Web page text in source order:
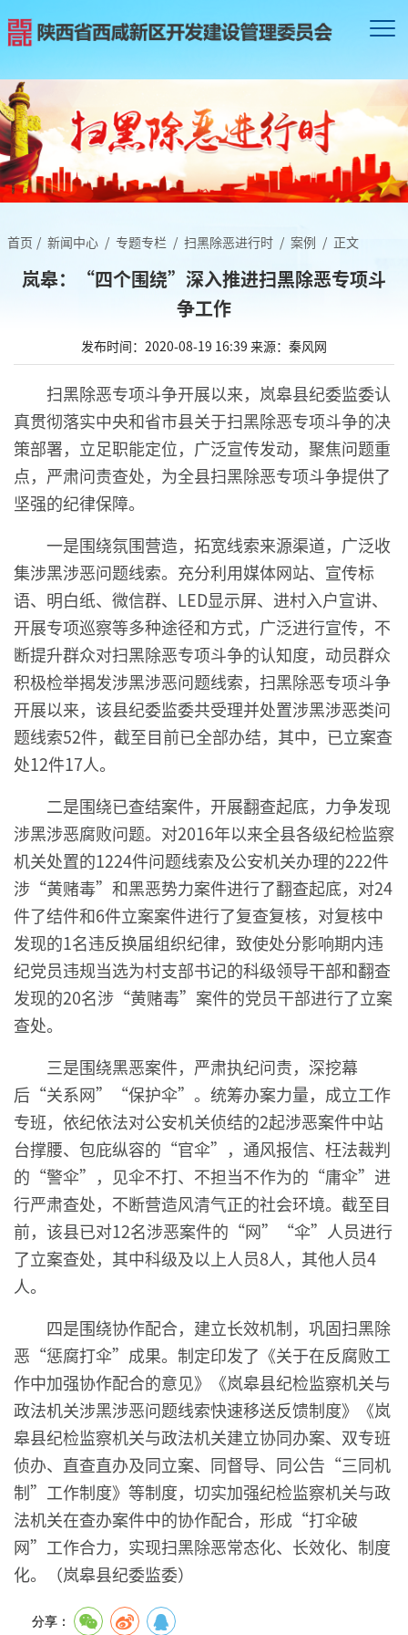
首页 / 新闻中心 / 专题专栏 / 扫黑除恶进行时 / 案例 / 正文
岚皋：“四个围绕”深入推进扫黑除恶专项斗
争工作
发布时间：2020-08-19 16:39 来源：秦风网
扫黑除恶专项斗争开展以来，岚皋县纪委监委认
真贯彻落实中央和省市县关于扫黑除恶专项斗争的决
策部署，立足职能定位，广泛宣传发动，聚焦问题重
点，严肃问责查处，为全县扫黑除恶专项斗争提供了
坚强的纪律保障。
一是围绕氛围营造，拓宽线索来源渠道，广泛收
集涉黑涉恶问题线索。充分利用媒体网站、宣传标
语、明白纸、微信群、LED显示屏、进村入户宣讲、
开展专项巡察等多种途径和方式，广泛进行宣传，不
断提升群众对扫黑除恶专项斗争的认知度，动员群众
积极检举揭发涉黑涉恶问题线索，扫黑除恶专项斗争
开展以来，该县纪委监委共受理并处置涉黑涉恶类问
题线索52件，截至目前已全部办结，其中，已立案查
处12件17人。
二是围绕已查结案件，开展翻查起底，力争发现
涉黑涉恶腐败问题。对2016年以来全县各级纪检监察
机关处置的1224件问题线索及公安机关办理的222件
涉“黄赌毒”和黑恶势力案件进行了翻查起底，对24
件了结件和6件立案案件进行了复查复核，对复核中
发现的1名违反换届组织纪律，致使处分影响期内违
纪党员违规当选为村支部书记的科级领导干部和翻查
发现的20名涉“黄赌毒”案件的党员干部进行了立案
查处。
三是围绕黑恶案件，严肃执纪问责，深挖幕
后“关系网”“保护伞”。统筹办案力量，成立工作
专班，依纪依法对公安机关侦结的2起涉恶案件中站
台撑腰、包庇纵容的“官伞”，通风报信、枉法裁判
的“警伞”，见伞不打、不担当不作为的“庸伞”进
行严肃查处，不断营造风清气正的社会环境。截至目
前，该县已对12名涉恶案件的“网”“伞”人员进行
了立案查处，其中科级及以上人员8人，其他人员4
人。
四是围绕协作配合，建立长效机制，巩固扫黑除
恶“惩腐打伞”成果。制定印发了《关于在反腐败工
作中加强协作配合的意见》《岚皋县纪检监察机关与
政法机关涉黑涉恶问题线索快速移送反馈制度》《岚
皋县纪检监察机关与政法机关建立协同办案、双专班
侦办、直查直办及同立案、同督导、同公告“三同机
制”工作制度》等制度，切实加强纪检监察机关与政
法机关在查办案件中的协作配合，形成“打伞破
网”工作合力，实现扫黑除恶常态化、长效化、制度
化。（岚皋县纪委监委）
分享：